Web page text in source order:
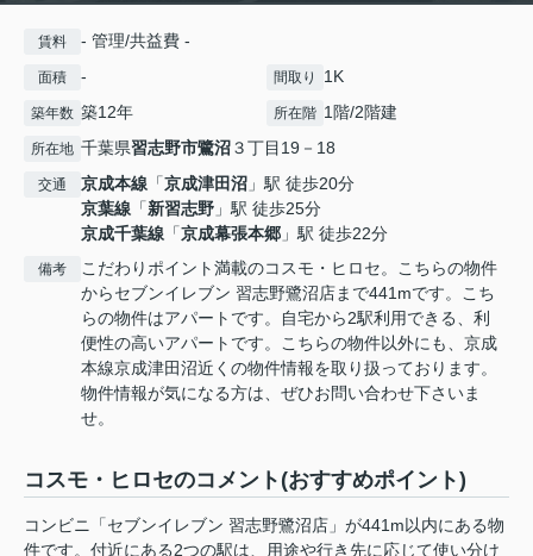
賃料 - 管理/共益費 -
面積 - 間取り 1K
築年数 築12年 所在階 1階/2階建
所在地 千葉県習志野市鷺沼３丁目19－18
交通 京成本線 「京成津田沼 」駅 徒歩20分
京葉線 「新習志野 」駅 徒歩25分
京成千葉線 「京成幕張本郷 」駅 徒歩22分
備考
こだわりポイント満載のコスモ・ヒロセ。こちらの物件
からセブンイレブン 習志野鷺沼店まで441mです。こち
らの物件はアパートです。自宅から2駅利用できる、利
便性の高いアパートです。こちらの物件以外にも、京成
本線京成津田沼近くの物件情報を取り扱っております。
物件情報が気になる方は、ぜひお問い合わせ下さいま
せ。
コスモ・ヒロセのコメント(おすすめポイント)
コンビニ「セブンイレブン 習志野鷺沼店」が441m以内にある物
件です。付近にある2つの駅は、用途や行き先に応じて使い分け